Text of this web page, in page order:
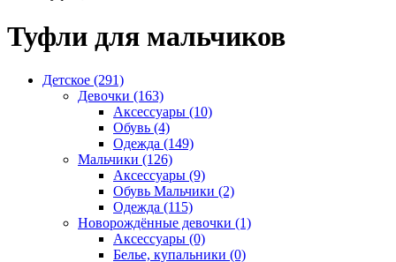
Туфли для мальчиков
Детское (291)
Девочки (163)
Аксессуары (10)
Обувь (4)
Одежда (149)
Мальчики (126)
Аксессуары (9)
Обувь Мальчики (2)
Одежда (115)
Новорождённые девочки (1)
Аксессуары (0)
Белье, купальники (0)